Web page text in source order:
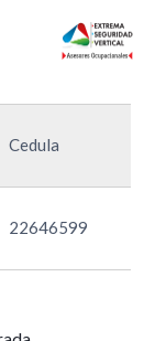
Cedula
22646599